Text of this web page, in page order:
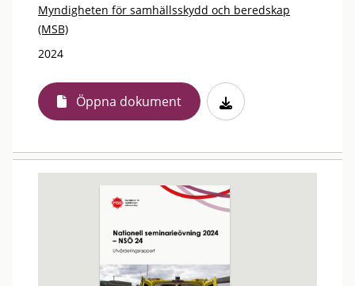
Myndigheten för samhällsskydd och beredskap
(MSB)
2024
Öppna dokument